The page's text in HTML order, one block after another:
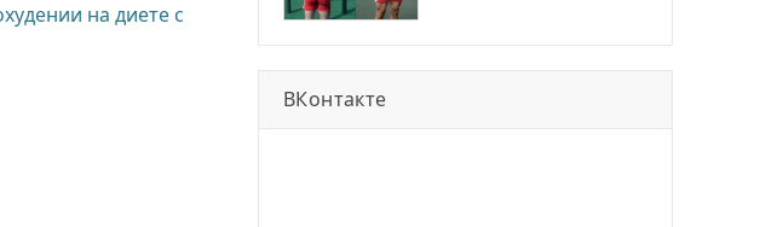
на диете с
ВКонтакте